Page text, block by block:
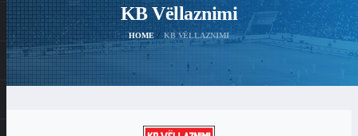
KB Vëllaznimi
HOME KB VËLLAZNIMI